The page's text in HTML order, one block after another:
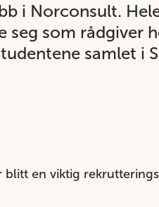
i Norconsult.
som rådgiver
samlet i
en viktig